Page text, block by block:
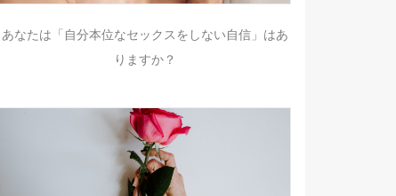
あなたは「自分本位なセックスをしない自信」はあ
りますか？